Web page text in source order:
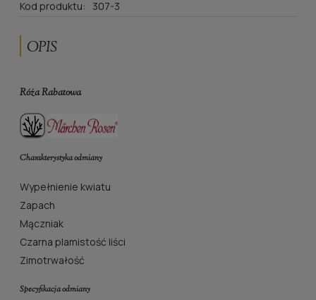
Kod produktu: 307-3
OPIS
Róża Rabatowa
Charakterystyka odmiany
Wypełnienie kwiatu
Zapach
Mączniak
Czarna plamistość liści
Zimotrwałość
Specyfikacja odmiany